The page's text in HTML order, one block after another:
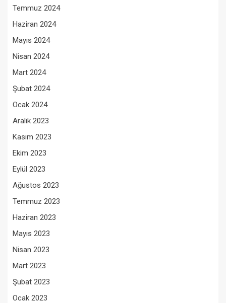
Temmuz 2024
Haziran 2024
Mayıs 2024
Nisan 2024
Mart 2024
Şubat 2024
Ocak 2024
Aralık 2023
Kasım 2023
Ekim 2023
Eylül 2023
Ağustos 2023
Temmuz 2023
Haziran 2023
Mayıs 2023
Nisan 2023
Mart 2023
Şubat 2023
Ocak 2023